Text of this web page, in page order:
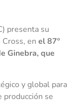
presenta su
en el 87º
Ginebra, que
y global para
producción se